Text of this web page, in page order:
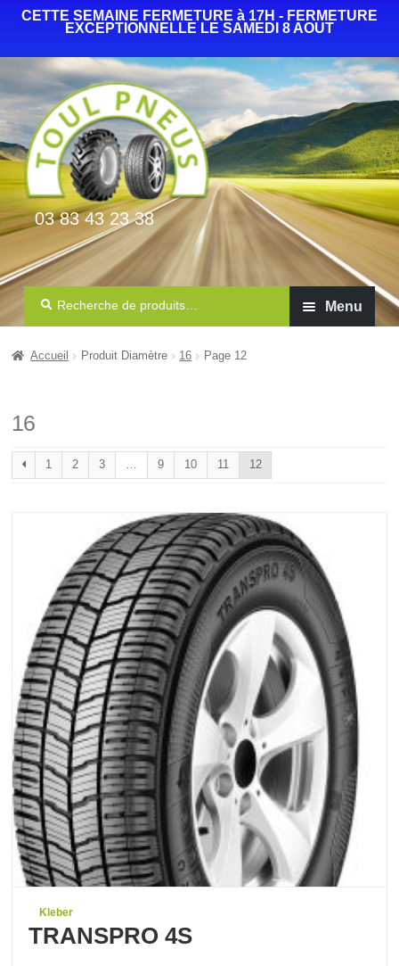
CETTE SEMAINE FERMETURE à 17H - FERMETURE
EXCEPTIONNELLE LE SAMEDI 8 AOUT
03 83 43 23 38
Recherche
Menu
Jantes
Mécanique rapide
Contact
Accueil Produit Diamètre 16 Page 12
16
1 2 3 … 9 10 11 12
Kleber
TRANSPRO 4S